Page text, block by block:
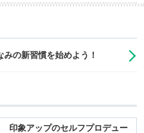
の新習慣を始めよう！
印象アップのセルフプロデュー